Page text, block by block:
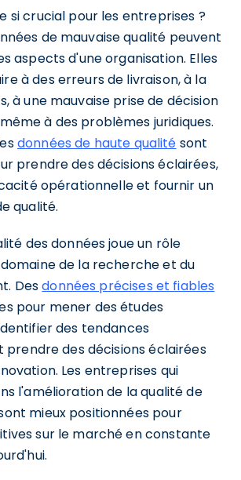
si crucial pour les entreprises ?
de mauvaise qualité peuvent
aspects d'une organisation. Elles
à des erreurs de livraison, à la
à une mauvaise prise de décision
à des problèmes juridiques.
données de haute qualité sont
prendre des décisions éclairées,
opérationnelle et fournir un
qualité.
des données joue un rôle
de la recherche et du
Desdonnées précises et fiables
pour mener des études
des tendances
prendre des décisions éclairées
Les entreprises qui
l'amélioration de la qualité de
mieux positionnées pour
sur le marché en constante